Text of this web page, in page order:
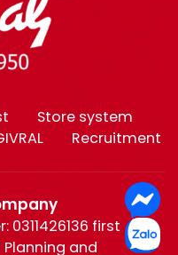
Store system
Recruitment
first
and